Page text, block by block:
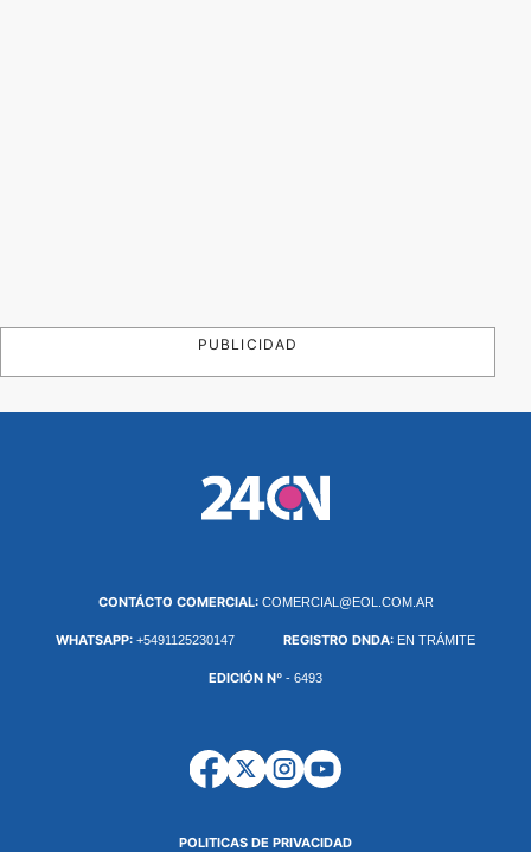
PUBLICIDAD
CONTÁCTO COMERCIAL: COMERCIAL@EOL.COM.AR
WHATSAPP: +5491125230147 REGISTRO DNDA: EN TRÁMITE
EDICIÓN Nº - 6493
POLITICAS DE PRIVACIDAD